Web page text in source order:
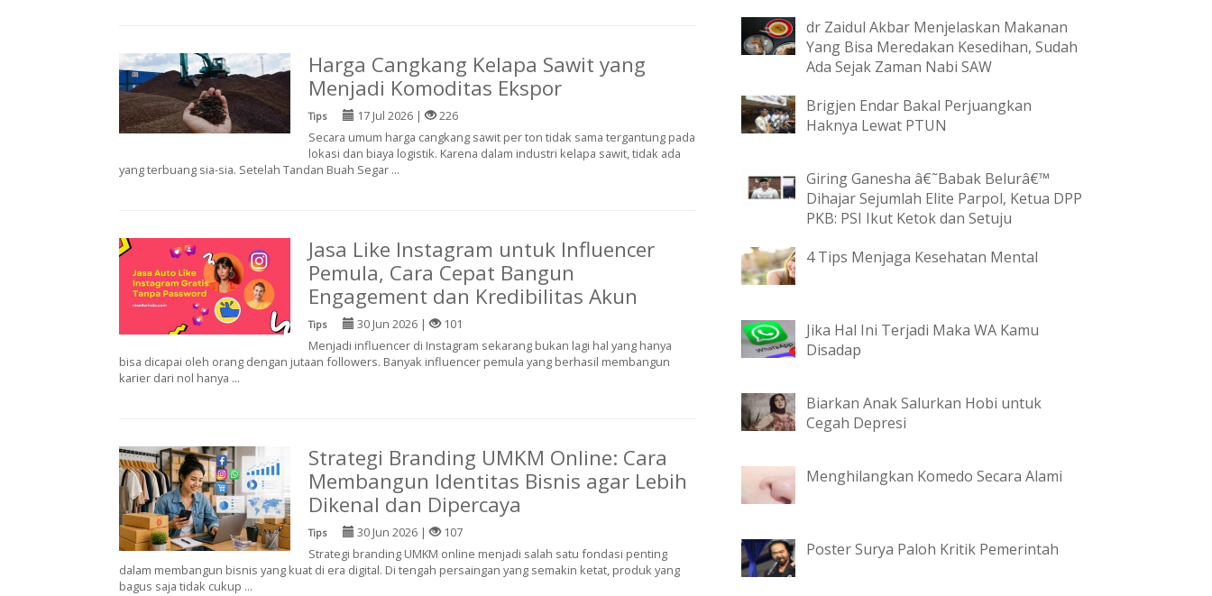
Harga Cangkang Kelapa Sawit yang
Menjadi Komoditas Ekspor
Tips 17 Jul 2026 |
226
Secara umum harga cangkang sawit per ton tidak sama tergantung pada
lokasi dan biaya logistik. Karena dalam industri kelapa sawit, tidak ada
yang terbuang sia-sia. Setelah Tandan Buah Segar ...
Jasa Like Instagram untuk Influencer
Pemula, Cara Cepat Bangun
Engagement dan Kredibilitas Akun
Tips 30 Jun 2026 |
101
Menjadi influencer di Instagram sekarang bukan lagi hal yang hanya
bisa dicapai oleh orang dengan jutaan followers. Banyak influencer pemula yang berhasil membangun
karier dari nol hanya ...
Strategi Branding UMKM Online: Cara
Membangun Identitas Bisnis agar Lebih
Dikenal dan Dipercaya
Tips 30 Jun 2026 |
107
Strategi branding UMKM online menjadi salah satu fondasi penting
dalam membangun bisnis yang kuat di era digital. Di tengah persaingan yang semakin ketat, produk yang
bagus saja tidak cukup ...
dr Zaidul Akbar Menjelaskan Makanan
Yang Bisa Meredakan Kesedihan, Sudah
Ada Sejak Zaman Nabi SAW
Brigjen Endar Bakal Perjuangkan
Haknya Lewat PTUN
Giring Ganesha â€˜Babak Belurâ€™
Dihajar Sejumlah Elite Parpol, Ketua DPP
PKB: PSI Ikut Ketok dan Setuju
4 Tips Menjaga Kesehatan Mental
Jika Hal Ini Terjadi Maka WA Kamu
Disadap
Biarkan Anak Salurkan Hobi untuk
Cegah Depresi
Menghilangkan Komedo Secara Alami
Poster Surya Paloh Kritik Pemerintah